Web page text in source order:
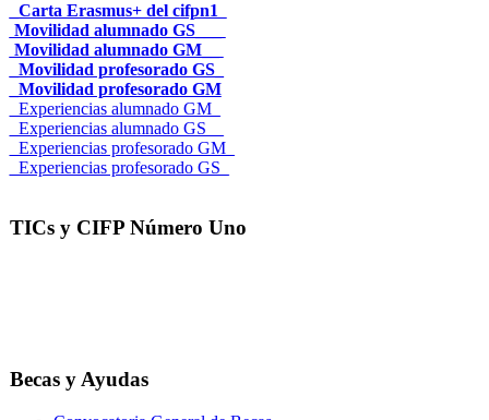
_Carta Erasmus+ del cifpn1
Movilidad alumnado GS___
Movilidad alumnado GM__
_Movilidad profesorado GS_
_Movilidad profesorado GM
_Experiencias alumnado GM_
_Experiencias alumnado GS__
_Experiencias profesorado GM_
_Experiencias profesorado GS_
TICs y CIFP Número Uno
Becas y Ayudas